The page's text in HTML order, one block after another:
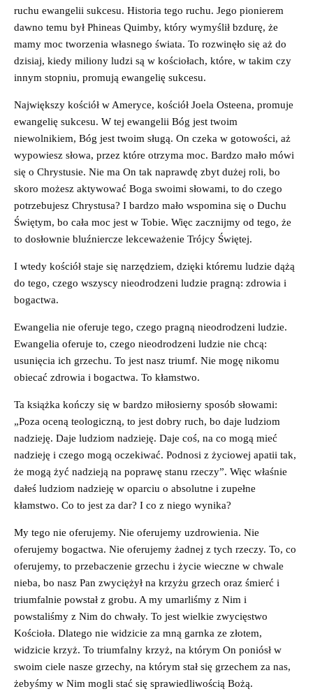
ruchu ewangelii sukcesu. Historia tego ruchu. Jego pionierem
dawno temu był Phineas Quimby, który wymyślił bzdurę, że
mamy moc tworzenia własnego świata. To rozwinęło się aż do
dzisiaj, kiedy miliony ludzi są w kościołach, które, w takim czy
innym stopniu, promują ewangelię sukcesu.
Największy kościół w Ameryce, kościół Joela Osteena, promuje
ewangelię sukcesu. W tej ewangelii Bóg jest twoim
niewolnikiem, Bóg jest twoim sługą. On czeka w gotowości, aż
wypowiesz słowa, przez które otrzyma moc. Bardzo mało mówi
się o Chrystusie. Nie ma On tak naprawdę zbyt dużej roli, bo
skoro możesz aktywować Boga swoimi słowami, to do czego
potrzebujesz Chrystusa? I bardzo mało wspomina się o Duchu
Świętym, bo cała moc jest w Tobie. Więc zacznijmy od tego, że
to dosłownie bluźniercze lekceważenie Trójcy Świętej.
I wtedy kościół staje się narzędziem, dzięki któremu ludzie dążą
do tego, czego wszyscy nieodrodzeni ludzie pragną: zdrowia i
bogactwa.
Ewangelia nie oferuje tego, czego pragną nieodrodzeni ludzie.
Ewangelia oferuje to, czego nieodrodzeni ludzie nie chcą:
usunięcia ich grzechu. To jest nasz triumf. Nie mogę nikomu
obiecać zdrowia i bogactwa. To kłamstwo.
Ta książka kończy się w bardzo miłosierny sposób słowami:
„Poza oceną teologiczną, to jest dobry ruch, bo daje ludziom
nadzieję. Daje ludziom nadzieję. Daje coś, na co mogą mieć
nadzieję i czego mogą oczekiwać. Podnosi z życiowej apatii tak,
że mogą żyć nadzieją na poprawę stanu rzeczy”. Więc właśnie
dałeś ludziom nadzieję w oparciu o absolutne i zupełne
kłamstwo. Co to jest za dar? I co z niego wynika?
My tego nie oferujemy. Nie oferujemy uzdrowienia. Nie
oferujemy bogactwa. Nie oferujemy żadnej z tych rzeczy. To, co
oferujemy, to przebaczenie grzechu i życie wieczne w chwale
nieba, bo nasz Pan zwyciężył na krzyżu grzech oraz śmierć i
triumfalnie powstał z grobu. A my umarliśmy z Nim i
powstaliśmy z Nim do chwały. To jest wielkie zwycięstwo
Kościoła. Dlatego nie widzicie za mną garnka ze złotem,
widzicie krzyż. To triumfalny krzyż, na którym On poniósł w
swoim ciele nasze grzechy, na którym stał się grzechem za nas,
żebyśmy w Nim mogli stać się sprawiedliwością Bożą.